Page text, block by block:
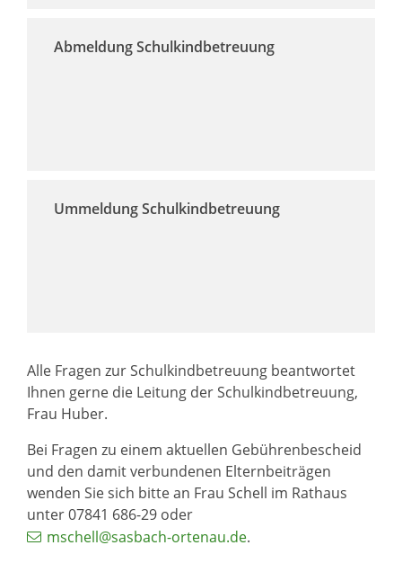
Abmeldung Schulkindbetreuung
Ummeldung Schulkindbetreuung
Alle Fragen zur Schulkindbetreuung beantwortet
Ihnen gerne die Leitung der Schulkindbetreuung,
Frau Huber.
Bei Fragen zu einem aktuellen Gebührenbescheid
und den damit verbundenen Elternbeiträgen
wenden Sie sich bitte an Frau Schell im Rathaus
unter 07841 686-29 oder
mschell@sasbach-ortenau.de.